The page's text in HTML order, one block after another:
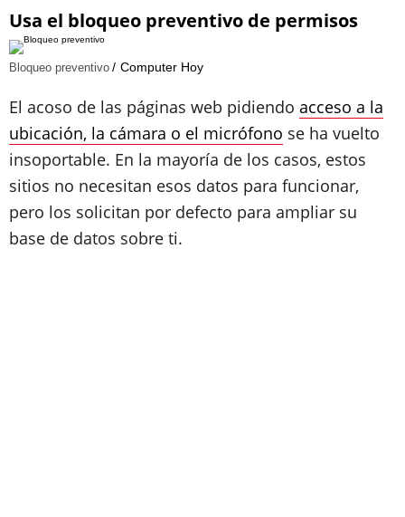
Usa el bloqueo preventivo de permisos
Bloqueo preventivo Computer Hoy
El acoso de las páginas web pidiendo acceso a la
ubicación, la cámara o el micrófono se ha vuelto
insoportable. En la mayoría de los casos, estos
sitios no necesitan esos datos para funcionar,
pero los solicitan por defecto para ampliar su
base de datos sobre ti.